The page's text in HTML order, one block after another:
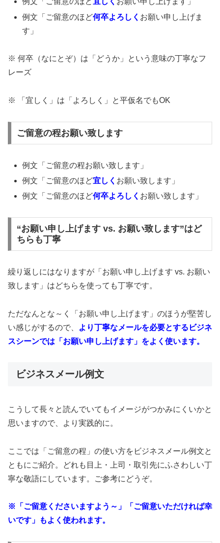
例文「ご留意のほど何卒よろしく お願い申し上げま
す」
※ 何卒（なにとぞ）は「どうか」という意味の丁寧なフ
レーズ
※ 「宜しく」は「よろしく」と平仮名でもOK
ご留意の程お願い致します
例文「ご留意の程お願い致します」
例文「ご留意のほど宜しく お願い致します」
例文「ご留意のほど何卒よろしく お願い致します」
“お願い申し上げます vs. お願い致します”はど
ちらも丁寧
繰り返しにはなりますが「お願い申し上げます vs. お願い
致します」はどちらを使っても丁寧です。
ただなんとな～く「お願い申し上げます」のほうが堅苦し
い感じがするので、
より丁寧なメールを必要とするビジネ
スシーンでは「お願い申し上げます」をよく使います。
ビジネスメール例文
こうして長々と読んでいてもイメージがつかみにくいかと
思いますので、より実践的に。
ここでは「ご留意の程」の使い方をビジネスメール例文と
ともにご紹介。どれも目上・上司・取引先にふさわしい丁
寧な敬語にしています。ご参考にどうぞ。
※「ご留意くださいますよう～」「ご留意いただければ幸
いです」もよく使われます。